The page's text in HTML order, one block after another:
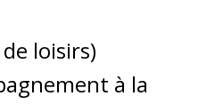
loisirs)
à la